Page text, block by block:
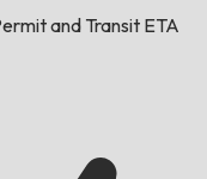
and Transit ETA